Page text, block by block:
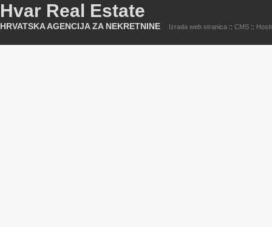
Hvar Real Estate
HRVATSKA AGENCIJA ZA NEKRETNINE Izrada web stranica :: CMS ::